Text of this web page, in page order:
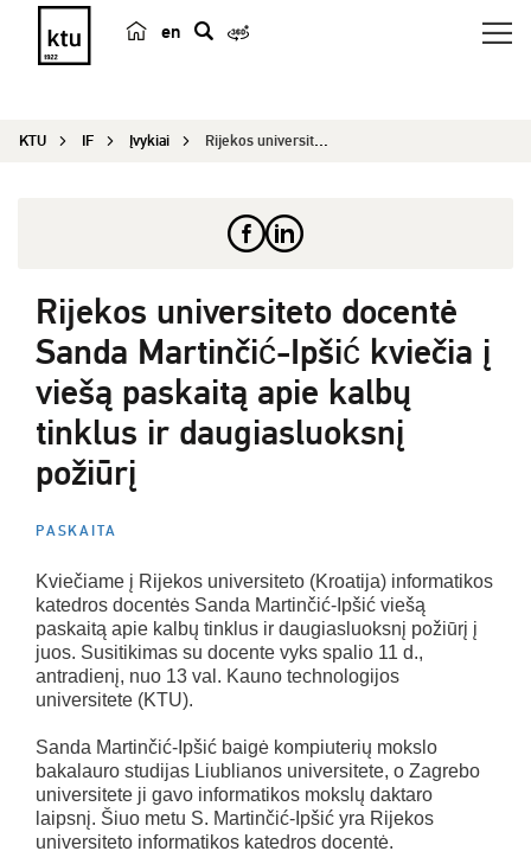
en
e
KTU IF Įvykiai Rijekos universiteto docentė Sanda Martinčić-Ipš...
Rijekos universiteto docentė
Sanda Martinčić-Ipšić kviečia į
viešą paskaitą apie kalbų
tinklus ir daugiasluoksnį
požiūrį
PASKAITA
Kviečiame į Rijekos universiteto (Kroatija) informatikos
katedros docentės Sanda Martinčić-Ipšić viešą
paskaitą apie kalbų tinklus ir daugiasluoksnį požiūrį į
juos. Susitikimas su docente vyks spalio 11 d.,
antradienį, nuo 13 val. Kauno technologijos
universitete (KTU).
Sanda Martinčić-Ipšić baigė kompiuterių mokslo
bakalauro studijas Liublianos universitete, o Zagrebo
universitete ji gavo informatikos mokslų daktaro
laipsnį. Šiuo metu S. Martinčić-Ipšić yra Rijekos
universiteto informatikos katedros docentė.